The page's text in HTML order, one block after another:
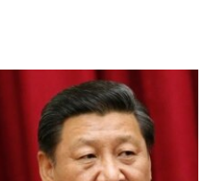
CỦA MỸ: QUÁ KHỨ VÀ HIỆN